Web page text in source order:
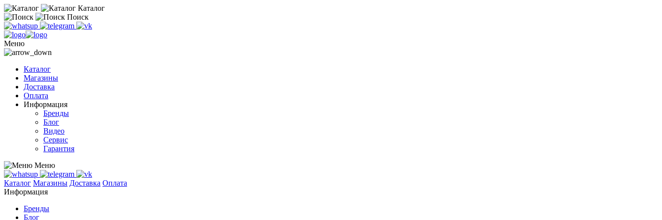
Каталог
Поиск
Меню
Каталог
Магазины
Доставка
Оплата
Информация
Бренды
Блог
Видео
Сервис
Гарантия
Меню
Каталог Магазины Доставка Оплата
Информация
Бренды
Блог